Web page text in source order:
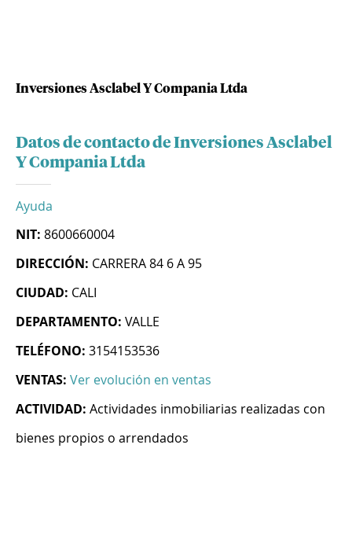
Inversiones Asclabel Y Compania Ltda
Datos de contacto de Inversiones Asclabel
Y Compania Ltda
Ayuda
NIT: 8600660004
DIRECCIÓN: CARRERA 84 6 A 95
CIUDAD: CALI
DEPARTAMENTO: VALLE
TELÉFONO: 3154153536
VENTAS: Ver evolución en ventas
ACTIVIDAD: Actividades inmobiliarias realizadas con
bienes propios o arrendados